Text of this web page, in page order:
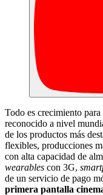
Todo es crecimiento
reconocido a nivel
de los productos más
flexibles, producciones
con alta capacidad de
wearables con 3G,
de un servicio de pago
primera pantalla